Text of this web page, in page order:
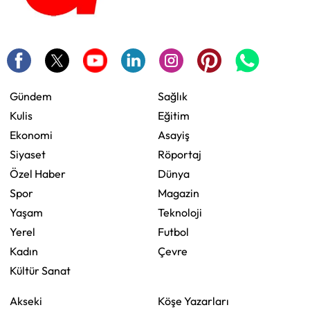
Gündem
Kulis
Ekonomi
Siyaset
Özel Haber
Spor
Yaşam
Yerel
Kadın
Kültür Sanat
Sağlık
Eğitim
Asayiş
Röportaj
Dünya
Magazin
Teknoloji
Futbol
Çevre
Akseki
Köşe Yazarları